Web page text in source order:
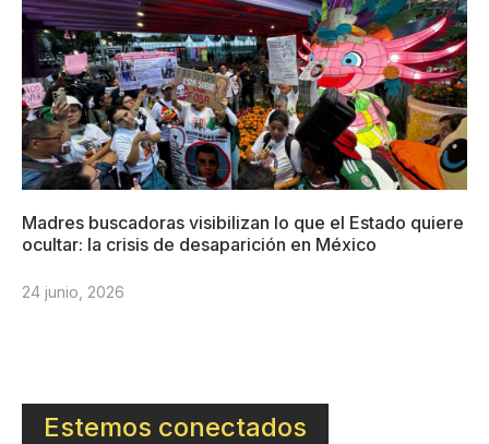
Madres buscadoras visibilizan lo que el Estado quiere
ocultar: la crisis de desaparición en México
24 junio, 2026
Estemos conectados